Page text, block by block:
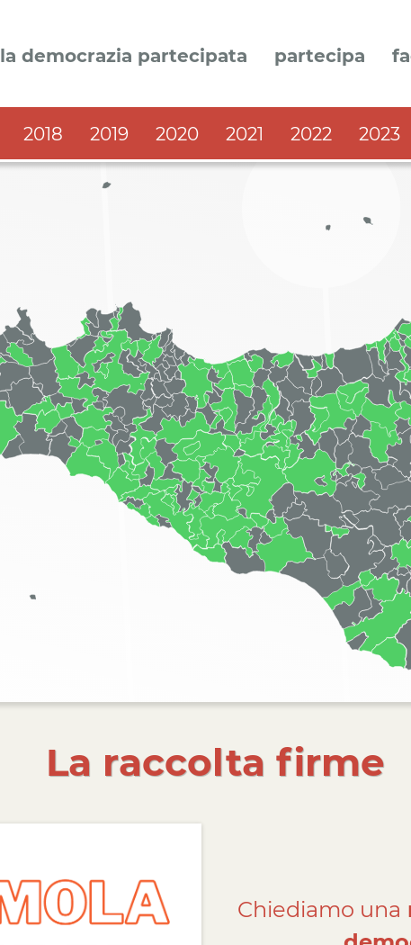
la democrazia partecipata partecipa
2018 2019 2020 2021 2022 2023
La raccolta firme
Chiediamo una